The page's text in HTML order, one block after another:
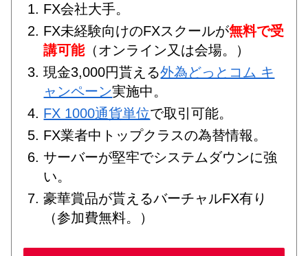
FX会社大手。
FX未経験向けのFXスクールが無料で受
講可能（オンライン又は会場。）
現金3,000円貰える外為どっとコム キ
ャンペーン実施中。
FX 1000通貨単位で取引可能。
FX業者中トップクラスの為替情報。
サーバーが堅牢でシステムダウンに強
い。
豪華賞品が貰えるバーチャルFX有り
（参加費無料。）